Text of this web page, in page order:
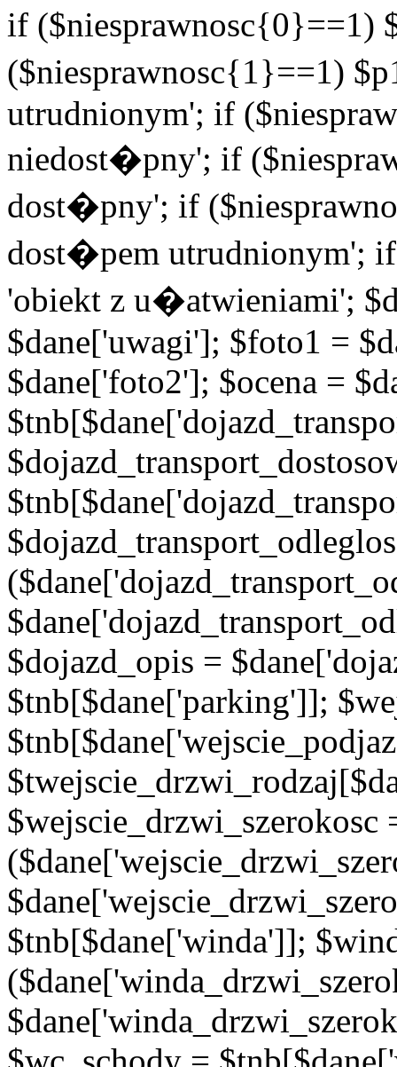
if ($niesprawnosc{0}==1)
($niesprawnosc{1}==1)
utrudnionym'; if
niedost�pny'; if
dost�pny'; if
dost�pem utrudnionym';
'obiekt z u�atwieniami';
$dane['uwagi']; $foto1 =
$dane['foto2']; $ocena =
$dojazd_opis =
$tnb[$dane['parking']];
$wejscie_drzwi_szerokosc
$tnb[$dane['winda']];